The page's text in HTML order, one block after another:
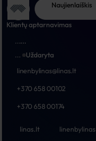
Naujienlaiškis
Klientų aptarnavimas
......
...
Uždaryta
linenbylinas@linas.lt
+370 658 00102
+370 658 00174
linas.lt linenbylinas